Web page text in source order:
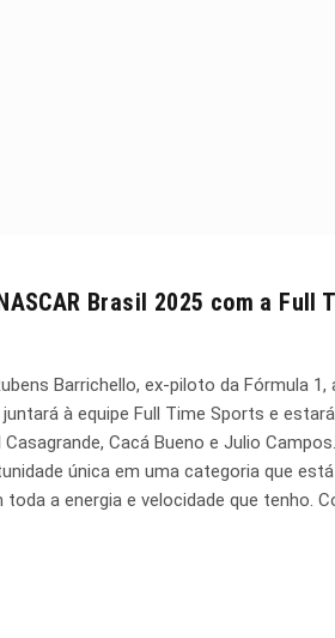
Brasil 2025 com a Full
Barrichello, ex-piloto da Fórmula 1,
à equipe Full Time Sports e
Cacá Bueno e Julio
única em uma categoria que
a energia e velocidade que tenho.